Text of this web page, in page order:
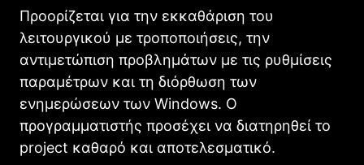
Προορίζεται για την εκκαθάριση του
λειτουργικού με τροποποιήσεις, την
αντιμετώπιση προβλημάτων με τις ρυθμίσεις
παραμέτρων και τη διόρθωση των
ενημερώσεων των Windows. Ο
προγραμματιστής προσέχει να διατηρηθεί το
project καθαρό και αποτελεσματικό.